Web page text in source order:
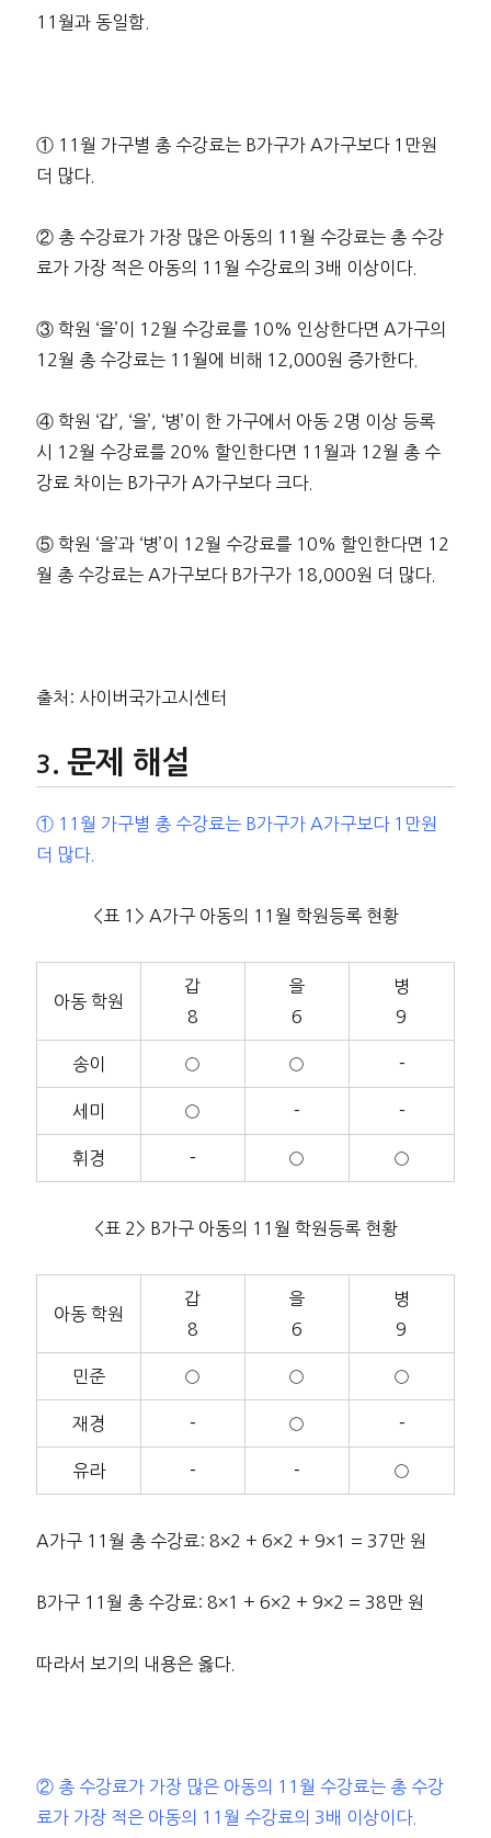
11월과 동일함.
① 11월 가구별 총 수강료는 B가구가 A가구보다 1만원
더 많다.
② 총 수강료가 가장 많은 아동의 11월 수강료는 총 수강
료가 가장 적은 아동의 11월 수강료의 3배 이상이다.
③ 학원 ‘을’이 12월 수강료를 10% 인상한다면 A가구의
12월 총 수강료는 11월에 비해 12,000원 증가한다.
④ 학원 ‘갑’, ‘을’, ‘병’이 한 가구에서 아동 2명 이상 등록
시 12월 수강료를 20% 할인한다면 11월과 12월 총 수
강료 차이는 B가구가 A가구보다 크다.
⑤ 학원 ‘을’과 ‘병’이 12월 수강료를 10% 할인한다면 12
월 총 수강료는 A가구보다 B가구가 18,000원 더 많다.
출처: 사이버국가고시센터
문제 해설
① 11월 가구별 총 수강료는 B가구가 A가구보다 1만원
더 많다.
<표 1> A가구 아동의 11월 학원등록 현황
아동 학원
갑
8
을
6
병
9
송이 ○ ○ －
세미 ○ － －
휘경 － ○ ○
<표 2> B가구 아동의 11월 학원등록 현황
아동 학원
갑
8
을
6
병
9
민준 ○ ○ ○
재경 － ○ －
유라 － － ○
A가구 11월 총 수강료: 8×2 + 6×2 + 9×1 = 37만 원
B가구 11월 총 수강료: 8×1 + 6×2 + 9×2 = 38만 원
따라서 보기의 내용은 옳다.
② 총 수강료가 가장 많은 아동의 11월 수강료는 총 수강
료가 가장 적은 아동의 11월 수강료의 3배 이상이다.